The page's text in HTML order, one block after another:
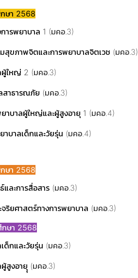
ษา 2568
ารพยาบาล 1 (มคอ.3)
มสุขภาพจิตและการพยาบาลจิตเวช (มคอ.3)
ผู้ใหญ่ 2 (มคอ.3)
สาธารณภัย (มคอ.3)
าบาลผู้ใหญ่และผู้สูงอายุ 1 (มคอ.4)
บาลเด็กและวัยรุ่น (มคอ.4)
ษา 2568
ละการสื่อสาร (มคอ.3)
ริยศาสตร์ทางการพยาบาล (มคอ.3)
กษา 2568
ด็กและวัยรุ่น (มคอ.3)
สูงอายุ ุ (มคอ.3)